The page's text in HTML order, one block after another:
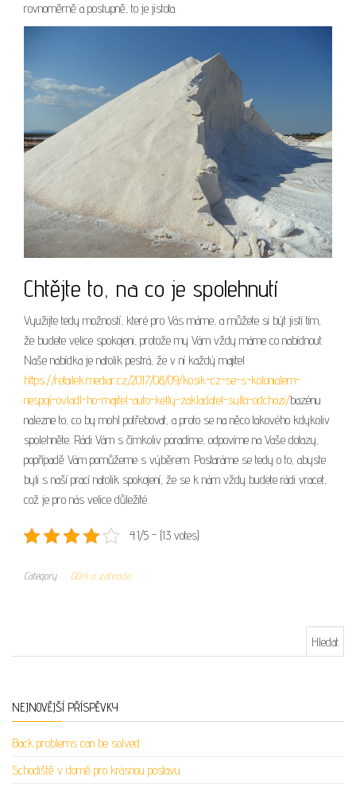
rovnoměrně a postupně, to je jistota.
Chtějte to, na co je spolehnutí
Využijte tedy možností, které pro Vás máme, a můžete si být jistí tím,
že budete velice spokojeni, protože my Vám vždy máme co nabídnout.
Naše nabídka je natolik pestrá, že v ní každý majitel
https://retailek.mediar.cz/2017/08/09/kosik-cz-se-s-kolonialem-
nespoji-ovladl-ho-majitel-auto-kelly-zakladatel-sulta-odchazi/bazénu
nalezne to, co by mohl potřebovat, a proto se na něco takového kdykoliv
spolehněte. Rádi Vám s čímkoliv poradíme, odpovíme na Vaše dotazy,
popřípadě Vám pomůžeme s výběrem. Postaráme se tedy o to, abyste
byli s naší prací natolik spokojení, že se k nám vždy budete rádi vracet,
což je pro nás velice důležité.
4.1/5 - (13 votes)
Category Dům a zahrada
NEJNOVĚJŠÍ PŘÍSPĚVKY
Back problems can be solved
Schodiště v domě pro krásnou postavu